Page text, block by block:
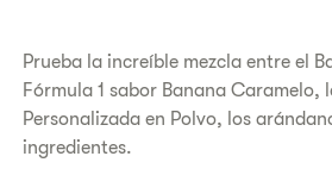
Prueba la increíble mezcla entre el
Fórmula 1 sabor Banana Caramelo,
Personalizada en Polvo, los
ingredientes.